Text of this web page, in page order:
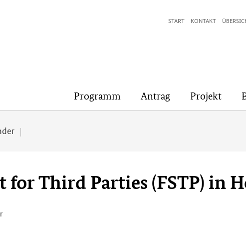
START KONTAKT
Programm Antrag Projekt
for Third Parties (FSTP) in